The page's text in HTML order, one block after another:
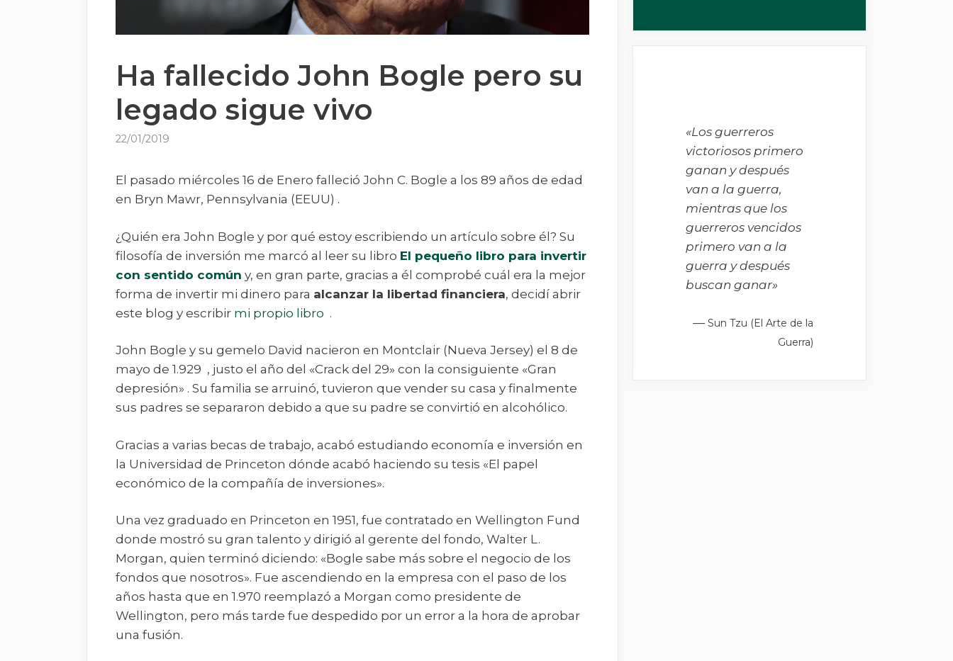
Ha fallecido John Bogle pero su
legado sigue vivo
22/01/2019
El pasado miércoles 16 de Enero falleció John C. Bogle a los 89 años de edad
en Bryn Mawr, Pennsylvania (EEUU) .
¿Quién era John Bogle y por qué estoy escribiendo un artículo sobre él? Su
filosofía de inversión me marcó al leer su libro El pequeño libro para invertir
con sentido común y, en gran parte, gracias a él comprobé cuál era la mejor
forma de invertir mi dinero para alcanzar la libertad financiera, decidí abrir
este blog y escribir mi propio libro .
John Bogle y su gemelo David nacieron en Montclair (Nueva Jersey) el 8 de
mayo de 1.929 , justo el año del «Crack del 29» con la consiguiente «Gran
depresión» . Su familia se arruinó, tuvieron que vender su casa y finalmente
sus padres se separaron debido a que su padre se convirtió en alcohólico.
Gracias a varias becas de trabajo, acabó estudiando economía e inversión en
la Universidad de Princeton dónde acabó haciendo su tesis «El papel
económico de la compañía de inversiones».
Una vez graduado en Princeton en 1951, fue contratado en Wellington Fund
donde mostró su gran talento y dirigió al gerente del fondo, Walter L.
Morgan, quien terminó diciendo: «Bogle sabe más sobre el negocio de los
fondos que nosotros». Fue ascendiendo en la empresa con el paso de los
años hasta que en 1.970 reemplazó a Morgan como presidente de
Wellington, pero más tarde fue despedido por un error a la hora de aprobar
una fusión.
«Los guerreros
victoriosos primero
ganan y después
van a la guerra,
mientras que los
guerreros vencidos
primero van a la
guerra y después
buscan ganar»
— Sun Tzu (El Arte de la
Guerra)